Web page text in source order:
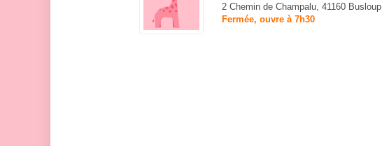
2 Chemin de Champalu, 41160 Busloup
Fermée, ouvre à 7h30